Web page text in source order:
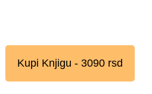
Kupi Knjigu - 3090 rsd